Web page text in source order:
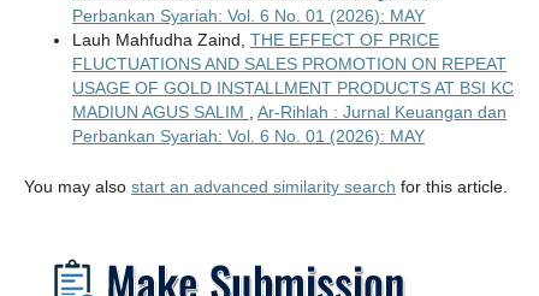
Perbankan Syariah: Vol. 6 No. 01 (2026): MAY
Lauh Mahfudha Zaind, THE EFFECT OF PRICE
FLUCTUATIONS AND SALES PROMOTION ON REPEAT
USAGE OF GOLD INSTALLMENT PRODUCTS AT BSI KC
MADIUN AGUS SALIM
Ar-Rihlah : Jurnal Keuangan dan
Perbankan Syariah: Vol. 6 No. 01 (2026): MAY
You may also start an advanced similarity search for this article.